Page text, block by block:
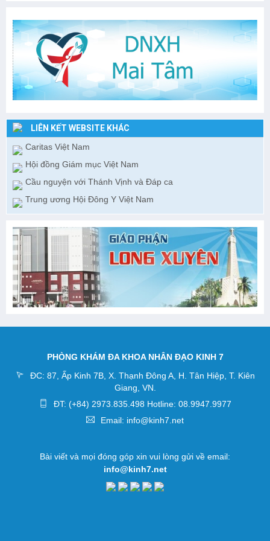
LIÊN KẾT WEBSITE KHÁC
Caritas Việt Nam
Hội đồng Giám mục Việt Nam
Cầu nguyện với Thánh Vịnh và Đáp ca
Trung ương Hội Đông Y Việt Nam
PHÒNG KHÁM ĐA KHOA NHÂN ĐẠO KINH 7
ĐC: 87, Ấp Kinh 7B, X. Thạnh Đông A, H. Tân Hiệp, T. Kiên
Giang, VN.
ĐT: (+84) 2973.835.498 Hotline: 08.9947.9977
Email: info@kinh7.net
Bài viết và mọi đóng góp xin vui lòng gửi về email:
info@kinh7.net